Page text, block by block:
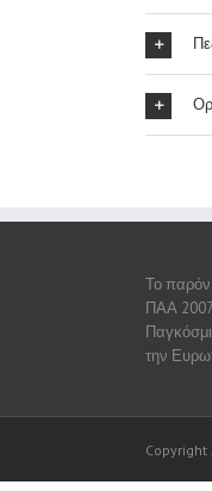
Το παρόν
ΠΑΑ
την
Copyright